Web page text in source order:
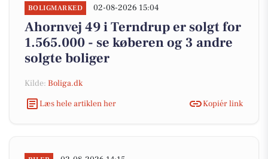
BOLIGMARKED 02-08-2026 15:04
Ahornvej 49 i Terndrup er solgt for
1.565.000 - se køberen og 3 andre
solgte boliger
Kilde: Boliga.dk
Læs hele artiklen her
Kopiér link